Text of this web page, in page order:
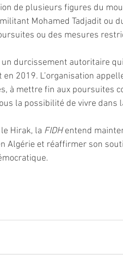
de plusieurs figures du
Mohamed Tadjadit ou
ou des mesures
durcissement autoritaire
2019. L’organisation
à mettre fin aux poursuites
la possibilité de vivre dans
Hirak, la FIDH entend
Algérie et réaffirmer son